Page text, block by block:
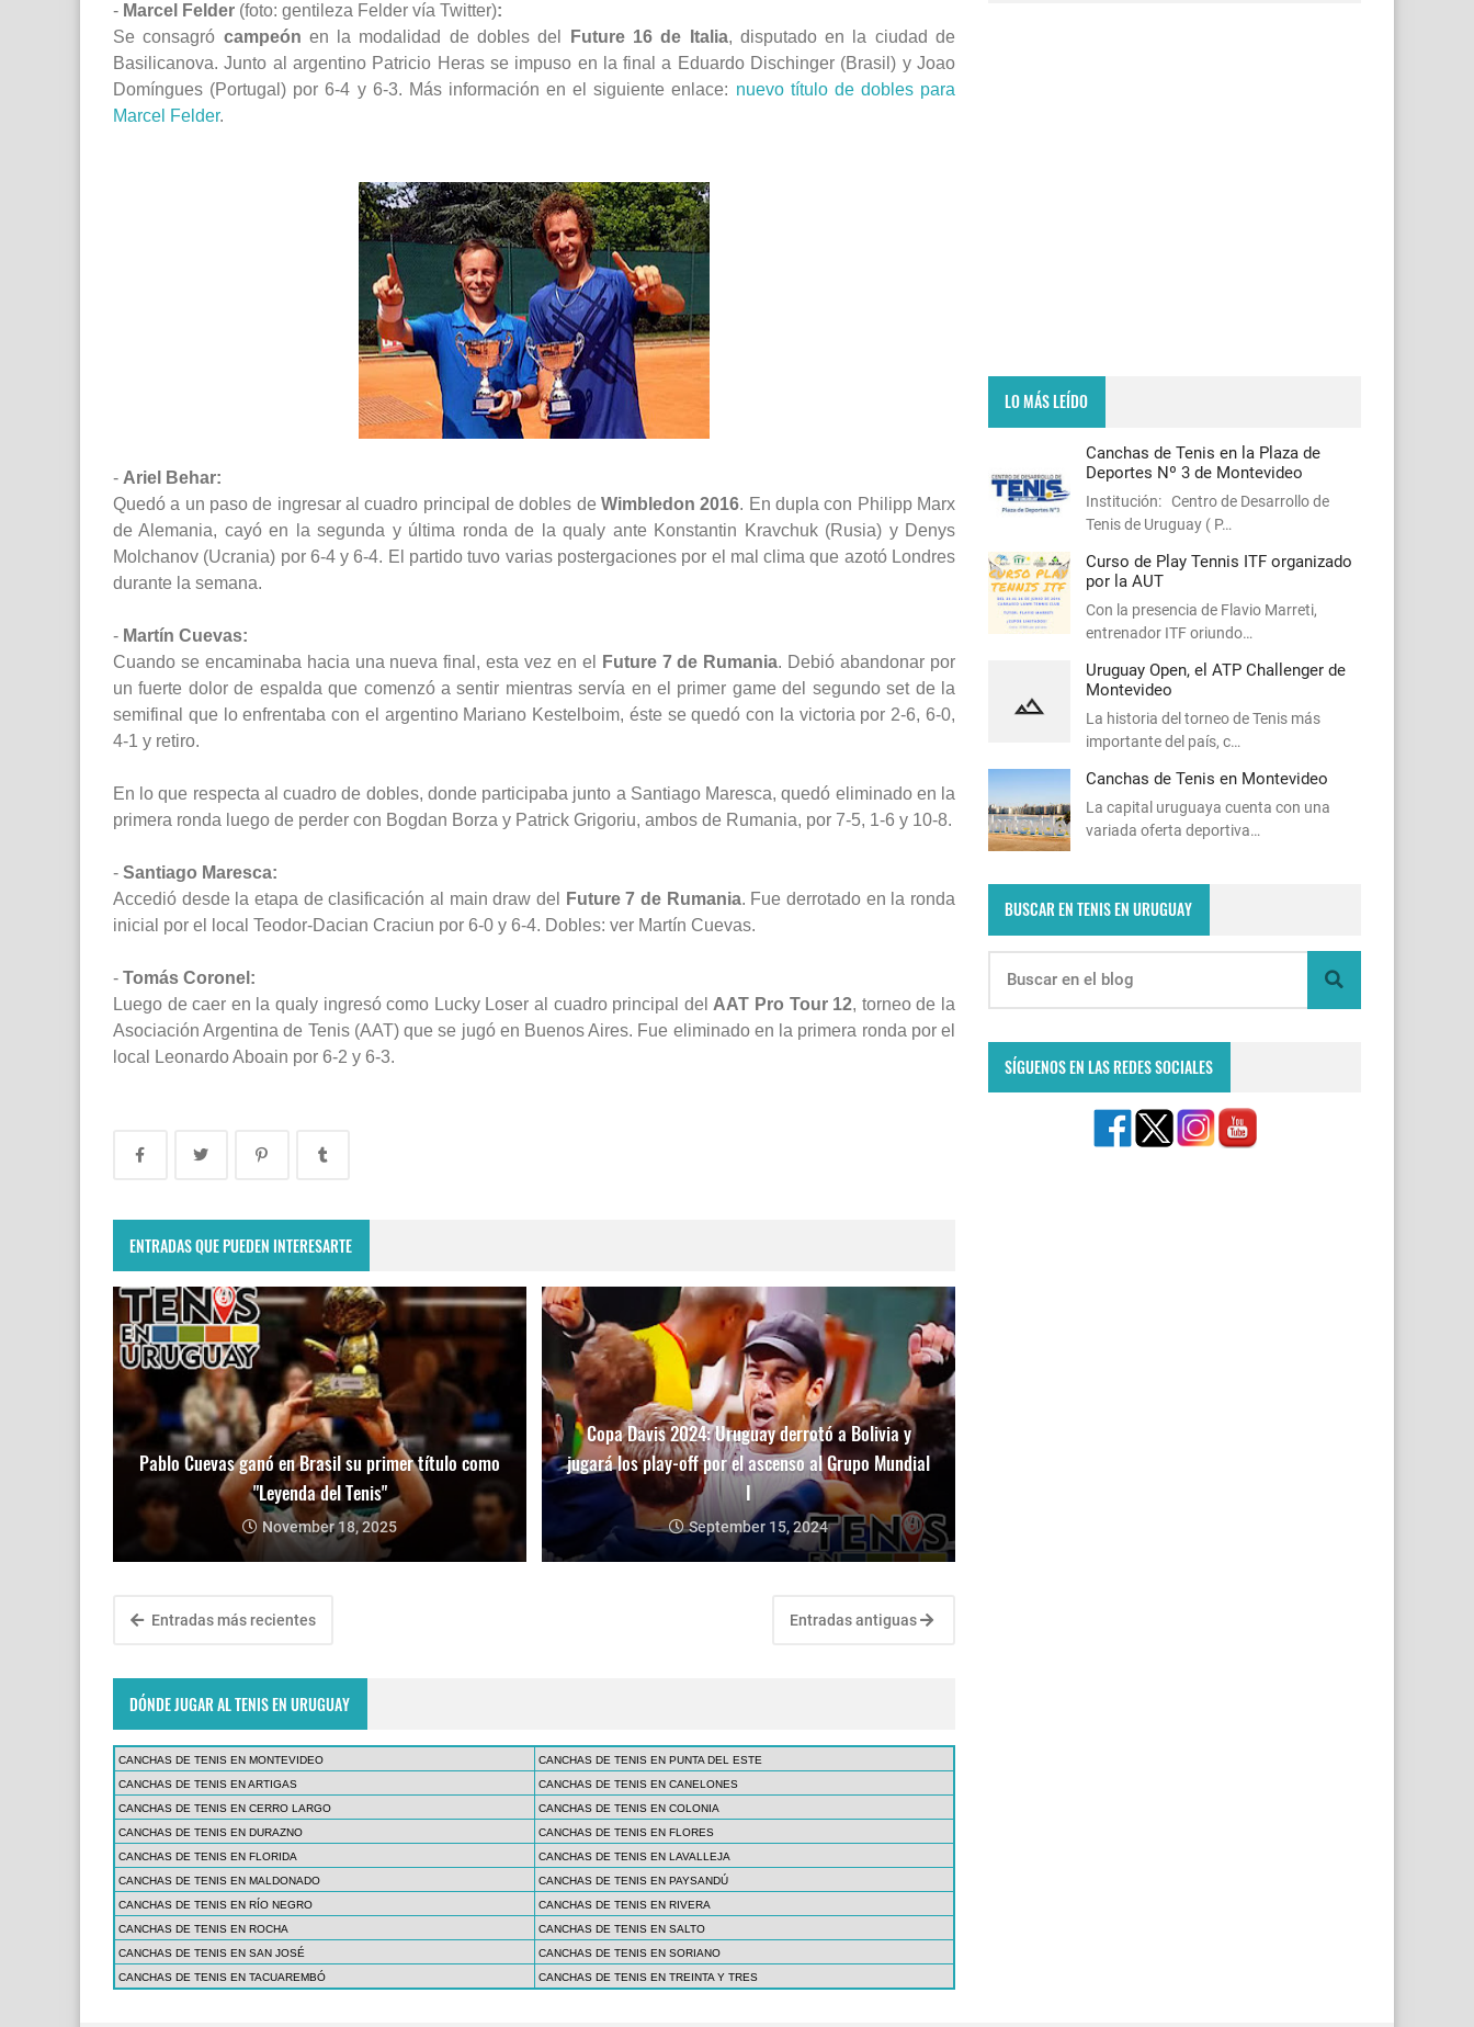
- Marcel Felder (foto: gentileza Felder vía Twitter):
Se consagró campeón en la modalidad de dobles del Future 16 de Italia, disputado en la ciudad de
Basilicanova. Junto al argentino Patricio Heras se impuso en la final a Eduardo Dischinger (Brasil) y Joao
Domíngues (Portugal) por 6-4 y 6-3. Más información en el siguiente enlace: nuevo título de dobles para
Marcel Felder.
- Ariel Behar:
Quedó a un paso de ingresar al cuadro principal de dobles de Wimbledon 2016. En dupla con Philipp Marx
de Alemania, cayó en la segunda y última ronda de la qualy ante Konstantin Kravchuk (Rusia) y Denys
Molchanov (Ucrania) por 6-4 y 6-4. El partido tuvo varias postergaciones por el mal clima que azotó Londres
durante la semana.
- Martín Cuevas:
Cuando se encaminaba hacia una nueva final, esta vez en el
Future 7 de Rumania. Debió abandonar por
un fuerte dolor de espalda que comenzó a sentir mientras servía en el primer game del segundo set de la
semifinal que lo enfrentaba con el argentino Mariano Kestelboim, éste se quedó con la victoria por 2-6, 6-0,
4-1 y retiro.
En lo que respecta al cuadro de dobles, donde participaba junto a Santiago Maresca, quedó eliminado en la
primera ronda luego de perder con Bogdan Borza y Patrick Grigoriu, ambos de Rumania, por 7-5, 1-6 y 10-8.
- Santiago Maresca:
Accedió desde la etapa de clasificación al main draw del
Future 7 de Rumania. Fue derrotado en la ronda
inicial por el local Teodor-Dacian Craciun por 6-0 y 6-4. Dobles: ver Martín Cuevas.
- Tomás Coronel:
Luego de caer en la qualy ingresó como Lucky Loser al cuadro principal del AAT Pro Tour 12, torneo de la
Asociación Argentina de Tenis (AAT) que se jugó en Buenos Aires. Fue eliminado en la primera ronda por el
local Leonardo Aboain por 6-2 y 6-3.
ENTRADAS QUE PUEDEN INTERESARTE
Pablo Cuevas ganó en Brasil su primer título como
"Leyenda del Tenis"
November 18, 2025
Copa Davis 2024: Uruguay derrotó a Bolivia y
jugará los play-off por el ascenso al Grupo Mundial
I
September 15, 2024
Entradas más recientes Entradas antiguas
DÓNDE JUGAR AL TENIS EN URUGUAY
CANCHAS DE TENIS EN MONTEVIDEO
CANCHAS DE TENIS EN PUNTA DEL ESTE
CANCHAS DE TENIS EN ARTIGAS
CANCHAS DE TENIS EN CANELONES
CANCHAS DE TENIS EN CERRO LARGO
CANCHAS DE TENIS EN COLONIA
CANCHAS DE TENIS EN DURAZNO
CANCHAS DE TENIS EN FLORES
CANCHAS DE TENIS EN FLORIDA
CANCHAS DE TENIS EN LAVALLEJA
CANCHAS DE TENIS EN MALDONADO
CANCHAS DE TENIS EN PAYSANDÚ
CANCHAS DE TENIS EN RÍO NEGRO
CANCHAS DE TENIS EN RIVERA
CANCHAS DE TENIS EN ROCHA
CANCHAS DE TENIS EN SALTO
CANCHAS DE TENIS EN SAN JOSÉ
CANCHAS DE TENIS EN SORIANO
CANCHAS DE TENIS EN TACUAREMBÓ
CANCHAS DE TENIS EN TREINTA Y TRES
LO MÁS LEÍDO
Canchas de Tenis en la Plaza de
Deportes Nº 3 de Montevideo
Institución: Centro de Desarrollo de
Tenis de Uruguay ( P…
Curso de Play Tennis ITF organizado
por la AUT
Con la presencia de Flavio Marreti,
entrenador ITF oriundo…
Uruguay Open, el ATP Challenger de
Montevideo
La historia del torneo de Tenis más
importante del país, c…
Canchas de Tenis en Montevideo
La capital uruguaya cuenta con una
variada oferta deportiva…
BUSCAR EN TENIS EN URUGUAY
SÍGUENOS EN LAS REDES SOCIALES